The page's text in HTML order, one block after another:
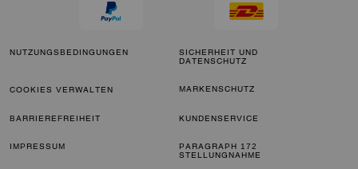
NUTZUNGSBEDINGUNGEN
SICHERHEIT UND
DATENSCHUTZ
COOKIES VERWALTEN MARKENSCHUTZ
BARRIEREFREIHEIT KUNDENSERVICE
IMPRESSUM
PARAGRAPH 172
STELLUNGNAHME